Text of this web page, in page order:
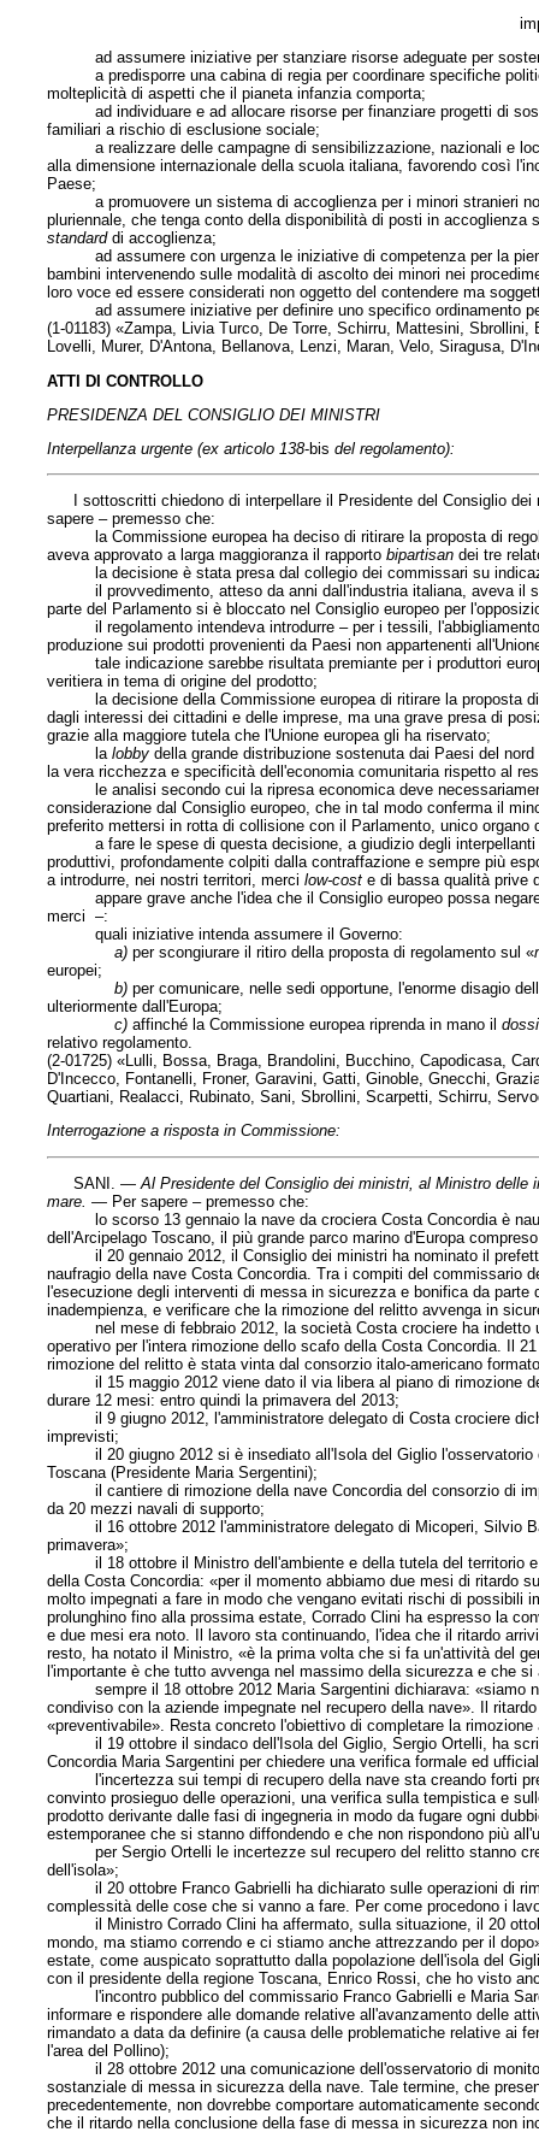
ad assumere iniziative per stanziare risorse adeguate per
a predisporre una cabina di regia per coordinare specifiche
molteplicità di aspetti che il pianeta infanzia comporta;
ad individuare e ad allocare risorse per finanziare progetti di
familiari a rischio di esclusione sociale;
a realizzare delle campagne di sensibilizzazione, nazionali e
alla dimensione internazionale della scuola italiana, favorendo così
Paese;
a promuovere un sistema di accoglienza per i minori stranieri
pluriennale, che tenga conto della disponibilità di posti in
standarddi accoglienza;
ad assumere con urgenza le iniziative di competenza per la
bambini intervenendo sulle modalità di ascolto dei minori nei
loro voce ed essere considerati non oggetto del contendere ma
ad assumere iniziative per definire uno specifico ordinamento
(1-01183) «Zampa, Livia Turco, De Torre, Schirru, Mattesini,
Lovelli, Murer, D'Antona, Bellanova, Lenzi, Maran, Velo, Siragusa,
ATTI DI CONTROLLO
PRESIDENZA DEL CONSIGLIO DEI MINISTRI
Interpellanza urgente (ex articolo 138-bis del regolamento):
I sottoscritti chiedono di interpellareil Presidente del Consiglio
sapere – premesso che:
la Commissione europea ha deciso di ritirare la proposta di
aveva approvato a larga maggioranza il rapportobipartisan dei tre
la decisione è stata presa dal collegio dei commissari su
il provvedimento, atteso da anni dall'industria italiana, aveva il
parte del Parlamento si è bloccato nel Consiglio europeo per
il regolamento intendeva introdurre – per i tessili,
produzione sui prodotti provenienti da Paesi non appartenenti
tale indicazione sarebbe risultata premiante per i produttori
veritiera in tema di origine del prodotto;
la decisione della Commissione europea di ritirare la proposta di
dagli interessi dei cittadini e delle imprese, ma una grave presa di
grazie alla maggiore tutela che l'Unione europea gli ha riservato;
lalobby della grande distribuzione sostenuta dai Paesi del
la vera ricchezza e specificità dell'economia comunitaria rispetto al
le analisi secondo cui la ripresa economica deve
considerazione dal Consiglio europeo, che in tal modo conferma il
preferito mettersi in rotta di collisione con il Parlamento, unico
a fare le spese di questa decisione, a giudizio degli interpellanti
produttivi, profondamente colpiti dalla contraffazione e sempre più
a introdurre, nei nostri territori, mercilow-cost e di bassa qualità prive
appare grave anche l'idea che il Consiglio europeo possa negare
merci –:
quali iniziative intenda assumere il Governo:
a) per scongiurare il ritiro della proposta di regolamento sul «
europei;
b) per comunicare, nelle sedi opportune, l'enorme disagio
ulteriormente dall'Europa;
c) affinché la Commissione europea riprenda in mano il
relativo regolamento.
(2-01725) «Lulli, Bossa, Braga, Brandolini, Bucchino, Capodicasa,
D'Incecco, Fontanelli, Froner, Garavini, Gatti, Ginoble, Gnecchi,
Quartiani, Realacci, Rubinato, Sani, Sbrollini, Scarpetti, Schirru,
Interrogazione a risposta in Commissione:
SANI. —Al Presidente del Consiglio dei ministri, al Ministro
mare . — Per sapere – premesso che:
lo scorso 13 gennaio la nave da crociera Costa Concordia è
dell'Arcipelago Toscano, il più grande parco marino d'Europa
il 20 gennaio 2012, il Consiglio dei ministri ha nominato il prefetto
naufragio della nave Costa Concordia. Tra i compiti del commissario
l'esecuzione degli interventi di messa in sicurezza e bonifica da
inadempienza, e verificare che la rimozione del relitto avvenga in
nel mese di febbraio 2012, la società Costa crociere ha indetto
operativo per l'intera rimozione dello scafo della Costa Concordia. Il
rimozione del relitto è stata vinta dal consorzio italo-americano
il 15 maggio 2012 viene dato il via libera al piano di rimozione
durare 12 mesi: entro quindi la primavera del 2013;
il 9 giugno 2012, l'amministratore delegato di Costa crociere
imprevisti;
il 20 giugno 2012 si è insediato all'Isola del Giglio l'osservatorio
Toscana (Presidente Maria Sergentini);
il cantiere di rimozione della nave Concordia del consorzio di
da 20 mezzi navali di supporto;
il 16 ottobre 2012 l'amministratore delegato di Micoperi, Silvio
primavera»;
il 18 ottobre il Ministro dell'ambiente e della tutela del territorio e
della Costa Concordia: «per il momento abbiamo due mesi di ritardo
molto impegnati a fare in modo che vengano evitati rischi di possibili
prolunghino fino alla prossima estate, Corrado Clini ha espresso la
e due mesi era noto. Il lavoro sta continuando, l'idea che il ritardo
resto, ha notato il Ministro, «è la prima volta che si fa un'attività del
l'importante è che tutto avvenga nel massimo della sicurezza e che
sempre il 18 ottobre 2012 Maria Sargentini dichiarava: «siamo
condiviso con la aziende impegnate nel recupero della nave». Il
«preventivabile». Resta concreto l'obiettivo di completare la
il 19 ottobre il sindaco dell'Isola del Giglio, Sergio Ortelli, ha
Concordia Maria Sargentini per chiedere una verifica formale ed
l'incertezza sui tempi di recupero della nave sta creando forti
convinto prosieguo delle operazioni, una verifica sulla tempistica e
prodotto derivante dalle fasi di ingegneria in modo da fugare ogni
estemporanee che si stanno diffondendo e che non rispondono più
per Sergio Ortelli le incertezze sul recupero del relitto stanno
dell'isola»;
il 20 ottobre Franco Gabrielli ha dichiarato sulle operazioni di
complessità delle cose che si vanno a fare. Per come procedono i
il Ministro Corrado Clini ha affermato, sulla situazione, il 20
mondo, ma stiamo correndo e ci stiamo anche attrezzando per il
estate, come auspicato soprattutto dalla popolazione dell'isola del
con il presidente della regione Toscana, Enrico Rossi, che ho visto
l'incontro pubblico del commissario Franco Gabrielli e Maria
informare e rispondere alle domande relative all'avanzamento delle
rimandato a data da definire (a causa delle problematiche relative ai
l'area del Pollino);
il 28 ottobre 2012 una comunicazione dell'osservatorio di
sostanziale di messa in sicurezza della nave. Tale termine, che
precedentemente, non dovrebbe comportare automaticamente
che il ritardo nella conclusione della fase di messa in sicurezza non